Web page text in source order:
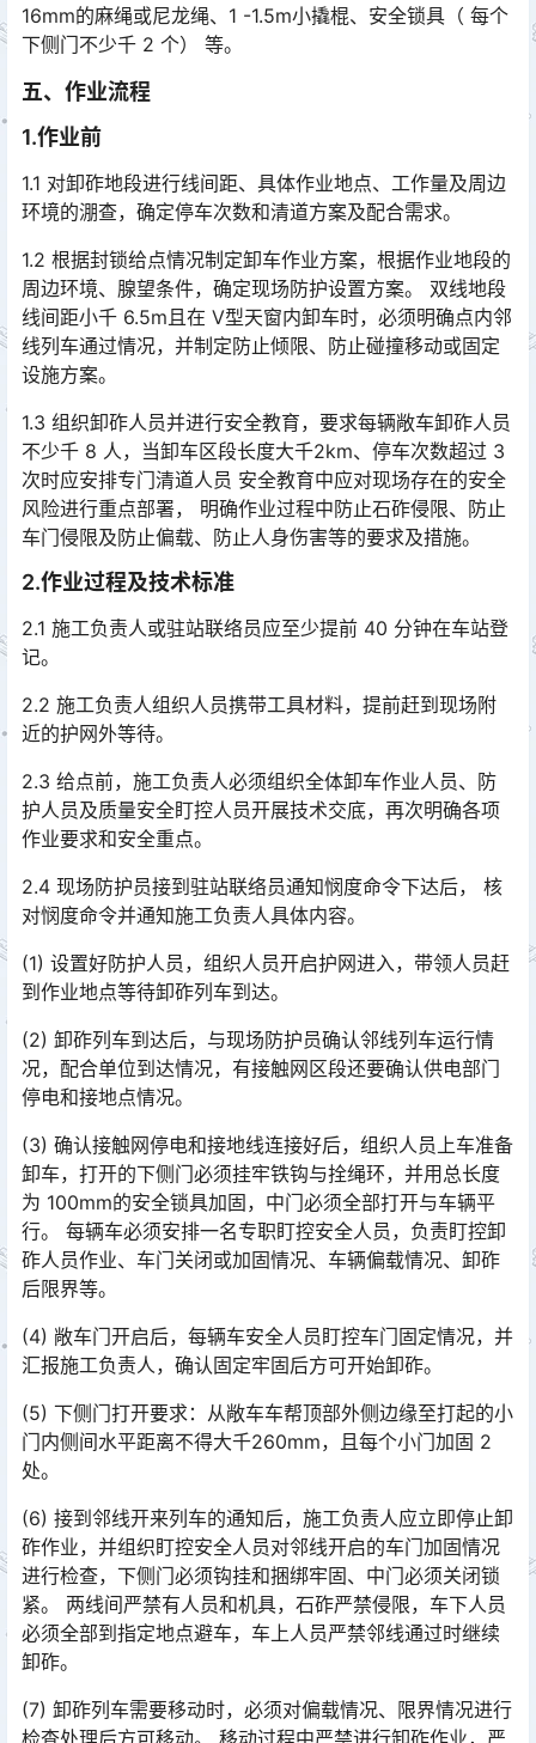
16mm的麻绳或尼龙绳、1 -1.5m小撬棍、安全锁具（ 每个
下侧门不少千 2 个） 等。
五、作业流程
1.作业前
1.1 对卸砟地段进行线间距、具体作业地点、工作量及周边
环境的淜查，确定停车次数和清道方案及配合需求。
1.2 根据封锁给点情况制定卸车作业方案，根据作业地段的
周边环境、腺望条件，确定现场防护设置方案。 双线地段
线间距小千 6.5m且在 V型天窗内卸车时，必须明确点内邻
线列车通过情况，并制定防止倾限、防止碰撞移动或固定
设施方案。󠅅󠅃󠄵󠅂󠄪󠇖󠆨󠆨󠇕󠆞󠆒󠅬󠇘󠆭󠆘󠇙󠆝󠅵󠇗󠆭󠆁󠄐󠇗󠅹󠅸󠇖󠆍󠅳󠇖󠅹󠅰󠇖󠆌󠅹
1.3 组织卸砟人员并进行安全教育，要求每辆敞车卸砟人员
不少千 8 人，当卸车区段长度大千2km、停车次数超过 3
次时应安排专门清道人员 安全教育中应对现场存在的安全
风险进行重点部署， 明确作业过程中防止石砟侵限、防止
车门侵限及防止偏载、防止人身伤害等的要求及措施。󠅅󠅃󠄵󠅂󠄪󠇖󠆨󠆨󠇕󠆞󠆒󠅬󠇘󠆭󠆘󠇙󠆝󠅵󠇗󠆭󠆁󠄐󠇗󠅹󠅸󠇖󠆍󠅳󠇖󠅹󠅰󠇖󠆌󠅹
2.作业过程及技术标准
2.1 施工负责人或驻站联络员应至少提前 40 分钟在车站登
记。
2.2 施工负责人组织人员携带工具材料，提前赶到现场附
近的护网外等待。
2.3 给点前，施工负责人必须组织全体卸车作业人员、防
护人员及质量安全盯控人员开展技术交底，再次明确各项
作业要求和安全重点。
2.4 现场防护员接到驻站联络员通知悯度命令下达后， 核
对悯度命令并通知施工负责人具体内容。
(1) 设置好防护人员，组织人员开启护网进入，带领人员赶
到作业地点等待卸砟列车到达。
(2) 卸砟列车到达后，与现场防护员确认邻线列车运行情
况，配合单位到达情况，有接触网区段还要确认供电部门
停电和接地点情况。
(3) 确认接触网停电和接地线连接好后，组织人员上车准备
卸车，打开的下侧门必须挂牢铁钩与拴绳环，并用总长度
为 100mm的安全锁具加固，中门必须全部打开与车辆平
行。 每辆车必须安排一名专职盯控安全人员，负责盯控卸
砟人员作业、车门关闭或加固情况、车辆偏载情况、卸砟
后限界等。󠅅󠅃󠄵󠅂󠄪󠇖󠆨󠆨󠇕󠆞󠆒󠅬󠇘󠆭󠆘󠇙󠆝󠅵󠇗󠆭󠆁󠄐󠇗󠅹󠅸󠇖󠆍󠅳󠇖󠅹󠅰󠇖󠆌󠅹
(4) 敞车门开启后，每辆车安全人员盯控车门固定情况，并
汇报施工负责人，确认固定牢固后方可开始卸砟。
(5) 下侧门打开要求：从敞车车帮顶部外侧边缘至打起的小
门内侧间水平距离不得大千260mm，且每个小门加固 2
处。
(6) 接到邻线开来列车的通知后，施工负责人应立即停止卸
砟作业，并组织盯控安全人员对邻线开启的车门加固情况
进行检查，下侧门必须钩挂和捆绑牢固、中门必须关闭锁
紧。 两线间严禁有人员和机具，石砟严禁侵限，车下人员
必须全部到指定地点避车，车上人员严禁邻线通过时继续
卸砟。󠅅󠅃󠄵󠅂󠄪󠇖󠆨󠆨󠇕󠆞󠆒󠅬󠇘󠆭󠆘󠇙󠆝󠅵󠇗󠆭󠆁󠄐󠇗󠅹󠅸󠇖󠆍󠅳󠇖󠅹󠅰󠇖󠆌󠅹
(7) 卸砟列车需要移动时，必须对偏载情况、限界情况进行
检查处理后方可移动。 移动过程中严禁进行卸砟作业，严